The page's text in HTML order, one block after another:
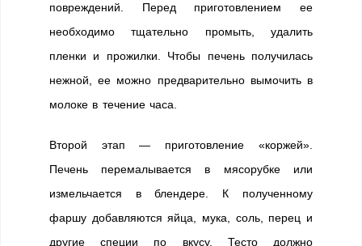
повреждений. Перед приготовлением ее
необходимо тщательно промыть, удалить
пленки и прожилки. Чтобы печень получилась
нежной, ее можно предварительно вымочить в
молоке в течение часа.
Второй этап — приготовление «коржей».
Печень перемалывается в мясорубке или
измельчается в блендере. К полученному
фаршу добавляются яйца, мука, соль, перец и
другие специи по вкусу. Тесто должно